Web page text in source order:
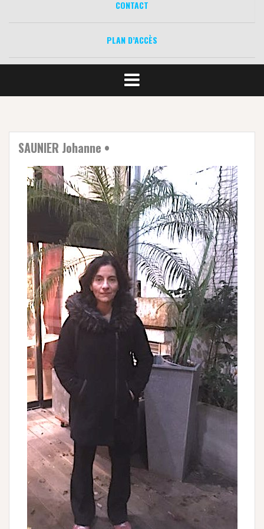
CONTACT
PLAN D’ACCÈS
SAUNIER Johanne •